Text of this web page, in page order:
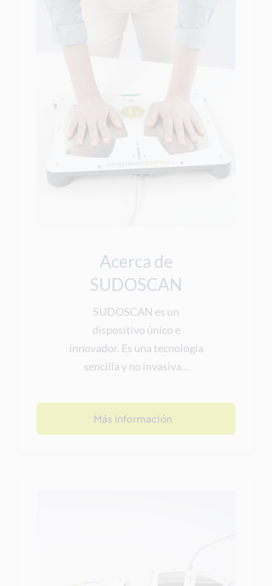
Acerca de
SUDOSCAN
SUDOSCAN es un
dispositivo único e
innovador. Es una tecnología
sencilla y no invasiva...
Más información